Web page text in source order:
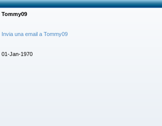
Tommy09
Invia una email a Tommy09
01-Jan-1970